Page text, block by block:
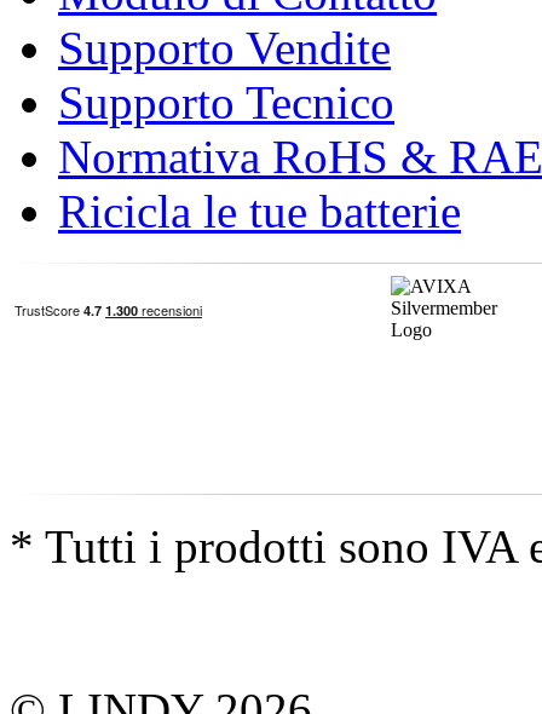
Supporto Vendite
Supporto Tecnico
Normativa RoHS &
Ricicla le tue batterie
* Tutti i prodotti sono IVA